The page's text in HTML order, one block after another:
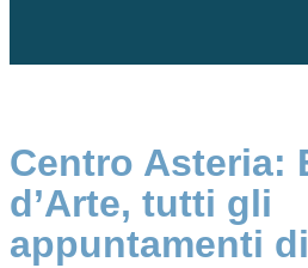
Centro Asteria:
d’Arte, tutti gli
appuntamenti